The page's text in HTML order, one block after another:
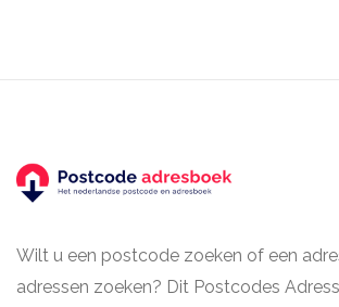
Wilt u een postcode zoeken of een
adressen zoeken? Dit Postcodes